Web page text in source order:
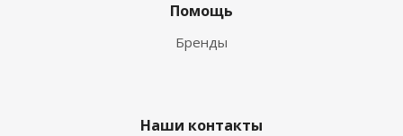
Помощь
Бренды
Наши контакты